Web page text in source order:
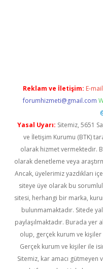
Reklam ve İletişim: E-
forumhizmeti@gmail.com
Yasal Uyarı: Sitemiz, 5651
ve İletişim Kurumu (BTK)
olarak hizmet vermektedir.
olarak denetleme veya
Ancak, üyelerimiz yazdıkları
siteye üye olarak bu
sitesi, herhangi bir marka,
bulunmamaktadır. Sitede
paylaşılmaktadır. Burada yer
olup, gerçek kurum ve kişiler
Gerçek kurum ve kişiler ile
Sitemiz, kar amacı